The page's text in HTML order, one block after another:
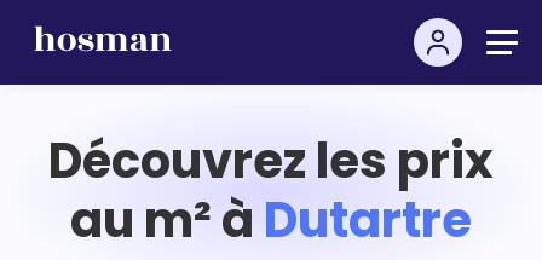
Découvrez les prix
au m² à Dutartre